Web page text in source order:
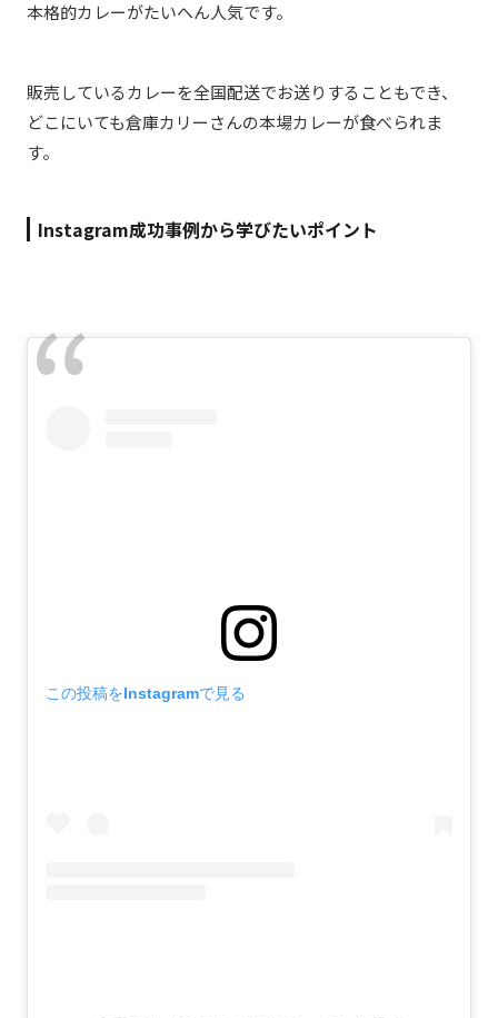
本格的カレーがたいへん人気です。
販売しているカレーを全国配送でお送りすることもでき、
どこにいても倉庫カリーさんの本場カレーが食べられま
す。
Instagram成功事例から学びたいポイント
この投稿をInstagramで見る